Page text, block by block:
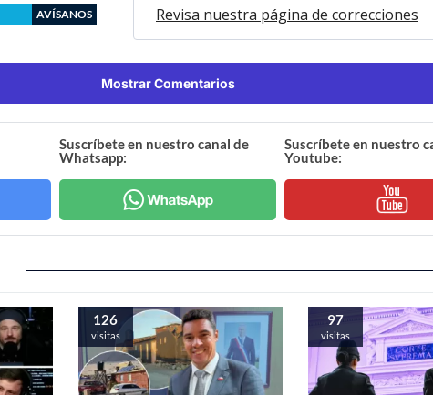
AVÍSANOS Revisa nuestra página de correcciones
Mostrar Comentarios
Suscríbete en nuestro canal de
Whatsapp:
Suscríbete en nuestro
Youtube:
126
visitas
97
visitas